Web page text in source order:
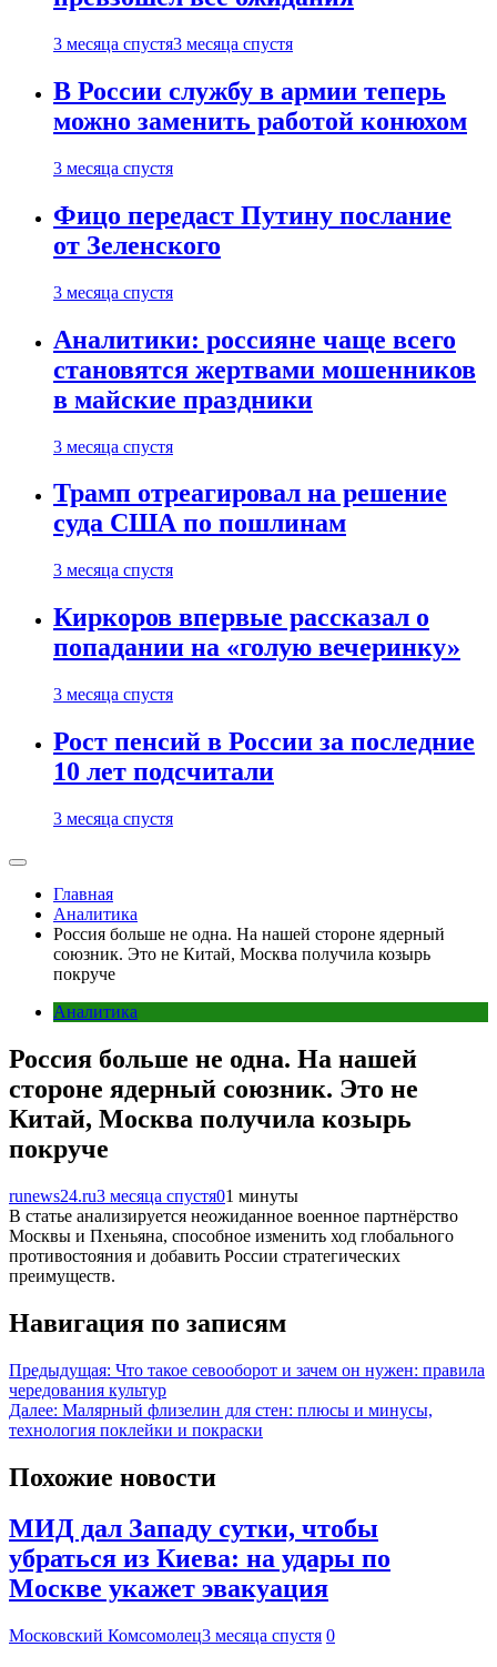
3 месяца спустя3 месяца спустя
В России службу в армии теперь
можно заменить работой конюхом
3 месяца спустя
Фицо передаст Путину послание
от Зеленского
3 месяца спустя
Аналитики: россияне чаще всего
становятся жертвами мошенников
в майские праздники
3 месяца спустя
Трамп отреагировал на решение
суда США по пошлинам
3 месяца спустя
Киркоров впервые рассказал о
попадании на «голую вечеринку»
3 месяца спустя
Рост пенсий в России за последние
10 лет подсчитали
3 месяца спустя
Главная
Аналитика
Россия больше не одна. На нашей стороне ядерный
союзник. Это не Китай, Москва получила козырь
покруче
Аналитика
Россия больше не одна. На нашей
стороне ядерный союзник. Это не
Китай, Москва получила козырь
покруче
runews24.ru3 месяца спустя01 минуты
В статье анализируется неожиданное военное партнёрство
Москвы и Пхеньяна, способное изменить ход глобального
противостояния и добавить России стратегических
преимуществ.
Навигация по записям
Предыдущая: Что такое севооборот и зачем он нужен: правила
чередования культур
Далее: Малярный флизелин для стен: плюсы и минусы,
технология поклейки и покраски
Похожие новости
МИД дал Западу сутки, чтобы
убраться из Киева: на удары по
Москве укажет эвакуация
Московский Комсомолец3 месяца спустя 0